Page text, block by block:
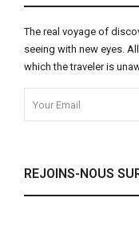
The real voyage of
seeing with new eyes.
which the traveler is
REJOINS-NOUS